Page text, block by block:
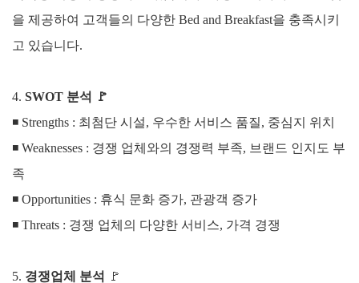
을 제공하여 고객들의 다양한 Bed and Breakfast을 충족시키
고 있습니다.
4. SWOT 분석
🚩
◾ Strengths : 최첨단 시설, 우수한 서비스 품질, 중심지 위치
◾ Weaknesses : 경쟁 업체와의 경쟁력 부족, 브랜드 인지도 부
족
◾ Opportunities : 휴식 문화 증가, 관광객 증가
◾ Threats : 경쟁 업체의 다양한 서비스, 가격 경쟁
5. 경쟁업체 분석
🚩